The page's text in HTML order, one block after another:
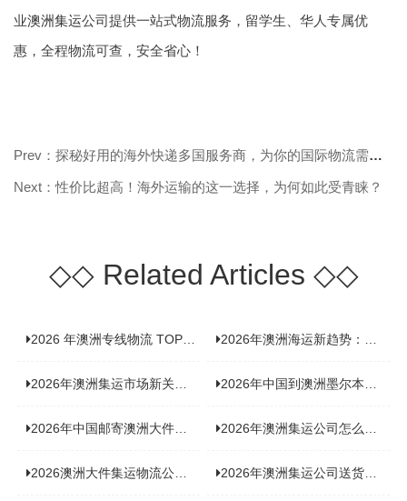
业澳洲集运公司提供一站式物流服务，留学生、华人专属优
惠，全程物流可查，安全省心！
Prev：探秘好用的海外快递多国服务商，为你的国际物流需求保驾护航！
Next：性价比超高！海外运输的这一选择，为何如此受青睐？
◇◇Related Articles ◇◇
2026 年澳洲专线物流 TOP10 测评：合规、时效、价格全维度对比 2026年澳洲海运新趋势：大件家具运输有何独特门道？
2026年澳洲集运市场新关注：到底该如何精准计算体积重？ 2026年中国到澳洲墨尔本海运专线，背后隐藏哪些物流新机遇？
2026年中国邮寄澳洲大件运输攻略，快速安全送达的秘诀大揭秘！ 2026年澳洲集运公司怎么选？个人用户与跨境商家避坑全攻略
2026澳洲大件集运物流公司全景分析：市场趋势、选型逻辑与品牌适配 2026年澳洲集运公司送货上门服务哪家好：靠谱品牌选型指南